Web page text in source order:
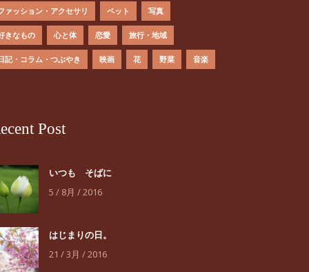
ァッション・アクセサリ ペット 写真
きなもの 心と体 恋愛 旅行・地域
記・コラム・つぶやき 映画 花 野菜 音楽
Post
いつも そばに
5 / 8月 / 2016
はじまりの日。
21 / 3月 / 2016